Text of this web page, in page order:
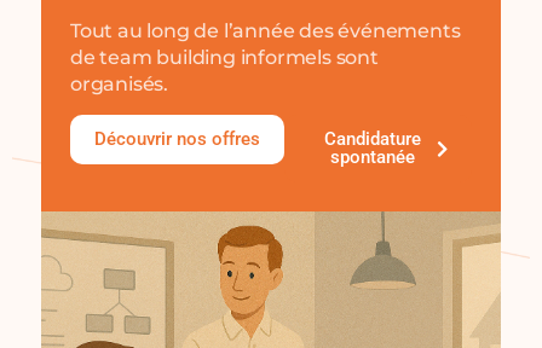
Tout au long de l’année des événements
de team building informels sont
organisés.
Découvrir nos offres
Candidature
spontanée